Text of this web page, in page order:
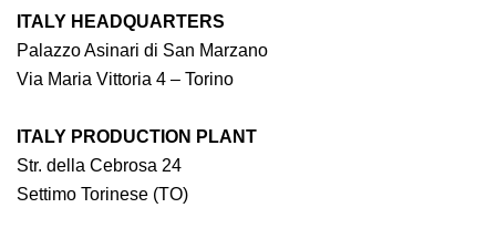
ITALY HEADQUARTERS
Palazzo Asinari di San Marzano
Via Maria Vittoria 4 – Torino
ITALY PRODUCTION PLANT
Str. della Cebrosa 24
Settimo Torinese (TO)